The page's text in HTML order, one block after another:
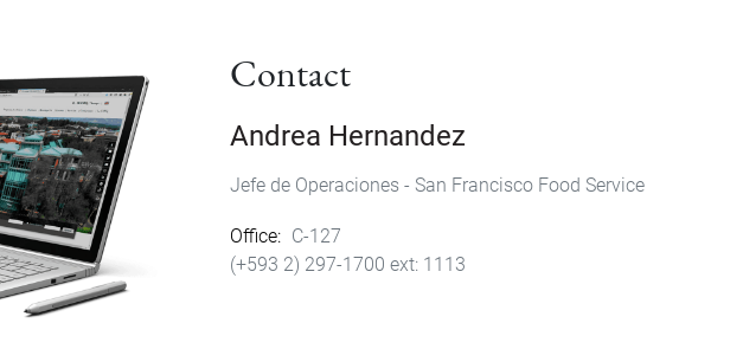
Contact
Andrea Hernandez
Jefe de Operaciones - San Francisco Food Service
Office
C-127
(+593 2) 297-1700
1113